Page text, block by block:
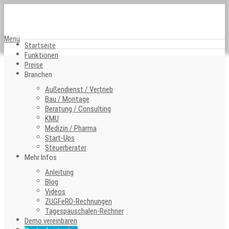
Menü
Startseite
Funktionen
Preise
Branchen
Außendienst / Vertrieb
Bau / Montage
Beratung / Consulting
KMU
Medizin / Pharma
Start-Ups
Steuerberater
Mehr Infos
Anleitung
Blog
Videos
ZUGFeRD-Rechnungen
Tagespauschalen-Rechner
Demo vereinbaren